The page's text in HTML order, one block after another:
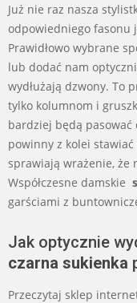
Już nie raz nasza
odpowiedniego fasonu
Prawidłowo wybrane
lub dodać nam
wydłużają dzwony. To
tylko kolumnom i
bardziej będą pasować
powinny z kolei
sprawiają wrażenie, że
Współczesne damskie
garściami z
Jak optycznie
czarna sukienka
Przeczytaj sklep